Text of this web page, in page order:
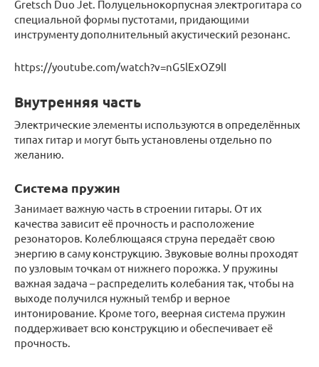
Gretsch Duo Jet. Полуцельнокорпусная электрогитара со
специальной формы пустотами, придающими
инструменту дополнительный акустический резонанс.
https://youtube.com/watch?v=nG5lExOZ9lI
Внутренняя часть
Электрические элементы используются в определённых
типах гитар и могут быть установлены отдельно по
желанию.
Система пружин
Занимает важную часть в строении гитары. От их
качества зависит её прочность и расположение
резонаторов. Колеблющаяся струна передаёт свою
энергию в саму конструкцию. Звуковые волны проходят
по узловым точкам от нижнего порожка. У пружины
важная задача – распределить колебания так, чтобы на
выходе получился нужный тембр и верное
интонирование. Кроме того, веерная система пружин
поддерживает всю конструкцию и обеспечивает её
прочность.